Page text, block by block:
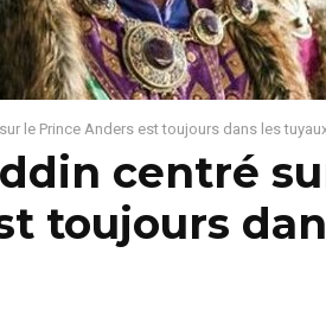
le Prince Anders est toujours dans les
centré
toujours